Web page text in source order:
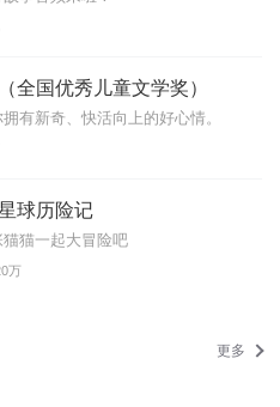
全国优秀儿童文学奖）
有新奇、快活向上的好心情。
球历险记
猫一起大冒险吧
万
更多